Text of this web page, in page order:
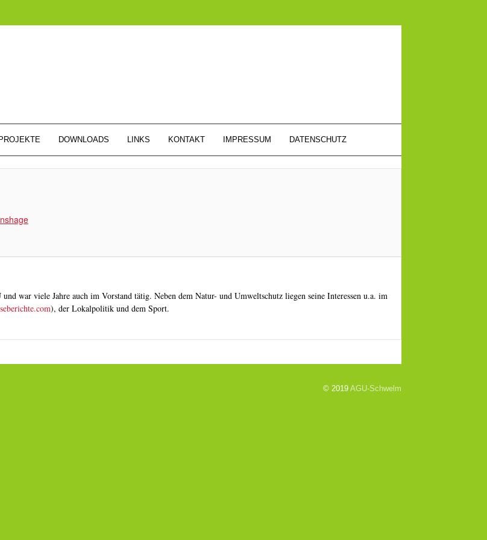
PROJEKTE DOWNLOADS LINKS KONTAKT IMPRESSUM DATENSCHUTZ
war viele Jahre auch im Vorstand tätig. Neben dem Natur- und Umweltschutz liegen seine Interessen u.a. im
), der Lokalpolitik und dem Sport.
© 2019 AGU-Schwelm